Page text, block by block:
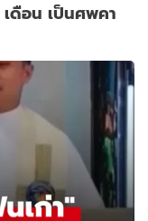
ดือน เป็นศพคา